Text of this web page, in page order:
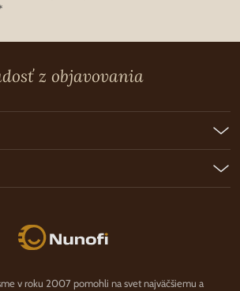
z objavovania
Nunofi.sk
v roku 2007 pomohli na svet najväčšiemu a